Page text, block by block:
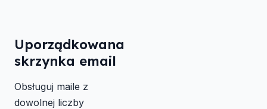
Uporządkowana
skrzynka email
Obsługuj maile z
dowolnej liczby